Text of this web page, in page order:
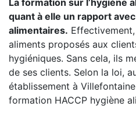
La formation sur l’hygiène
quant à elle un rapport
alimentaires.
aliments proposés aux
hygiéniques. Sans cela, ils
de ses clients. Selon la loi,
établissement à
formation HACCP hygiène